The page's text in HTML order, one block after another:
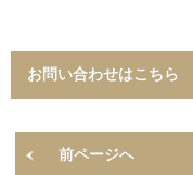
お問い合わせはこちら
前ページへ